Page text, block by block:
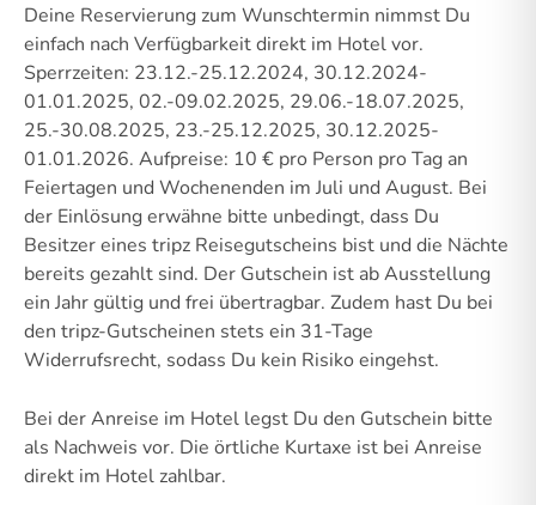
Deine Reservierung zum Wunschtermin nimmst Du
einfach nach Verfügbarkeit direkt im Hotel vor.
Sperrzeiten: 23.12.-25.12.2024, 30.12.2024-
01.01.2025, 02.-09.02.2025, 29.06.-18.07.2025,
25.-30.08.2025, 23.-25.12.2025, 30.12.2025-
01.01.2026. Aufpreise: 10 € pro Person pro Tag an
Feiertagen und Wochenenden im Juli und August. Bei
der Einlösung erwähne bitte unbedingt, dass Du
Besitzer eines tripz Reisegutscheins bist und die Nächte
bereits gezahlt sind. Der Gutschein ist ab Ausstellung
ein Jahr gültig und frei übertragbar. Zudem hast Du bei
den tripz-Gutscheinen stets ein 31-Tage
Widerrufsrecht, sodass Du kein Risiko eingehst.
Bei der Anreise im Hotel legst Du den Gutschein bitte
als Nachweis vor. Die örtliche Kurtaxe ist bei Anreise
direkt im Hotel zahlbar.